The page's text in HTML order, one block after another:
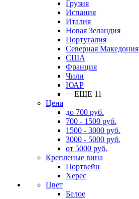
Грузия
Испания
Италия
Новая Зеландия
Португалия
Северная Македония
США
Франция
Чили
ЮАР
+ ЕЩЕ 11
Цена
до 700 руб.
700 - 1500 руб.
1500 - 3000 руб.
3000 - 5000 руб.
от 5000 руб.
Крепленые вина
Портвейн
Херес
Цвет
Белое